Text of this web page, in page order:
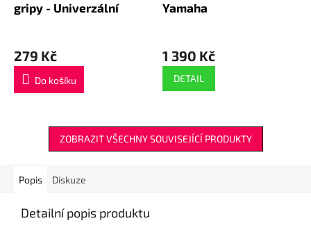
gripy - Univerzální
279 Kč
Do košíku
Yamaha
1 390 Kč
DETAIL
ZOBRAZIT VŠECHNY SOUVISEJÍCÍ PRODUKTY
Popis Diskuze
Detailní popis produktu